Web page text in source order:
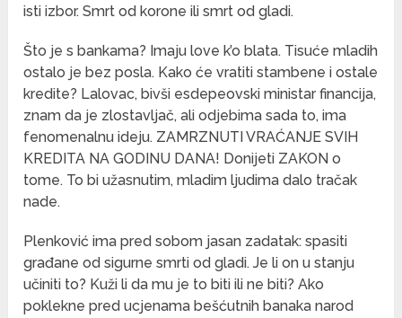
isti izbor. Smrt od korone ili smrt od gladi.
Što je s bankama? Imaju love k’o blata. Tisuće mladih
ostalo je bez posla. Kako će vratiti stambene i ostale
kredite? Lalovac, bivši esdepeovski ministar financija,
znam da je zlostavljač, ali odjebima sada to, ima
fenomenalnu ideju. ZAMRZNUTI VRAĆANJE SVIH
KREDITA NA GODINU DANA! Donijeti ZAKON o
tome. To bi užasnutim, mladim ljudima dalo tračak
nade.
Plenković ima pred sobom jasan zadatak: spasiti
građane od sigurne smrti od gladi. Je li on u stanju
učiniti to? Kuži li da mu je to biti ili ne biti? Ako
poklekne pred ucjenama bešćutnih banaka narod